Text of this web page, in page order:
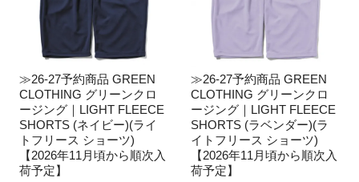
≫26-27予約商品 GREEN
CLOTHING グリーンクロ
ージング｜LIGHT FLEECE
SHORTS (ネイビー)(ライ
トフリース ショーツ)
【2026年11月頃から順次入
荷予定】
≫26-27予約商品 GREEN
CLOTHING グリーンクロ
ージング｜LIGHT FLEECE
SHORTS (ラベンダー)(ラ
イトフリース ショーツ)
【2026年11月頃から順次入
荷予定】